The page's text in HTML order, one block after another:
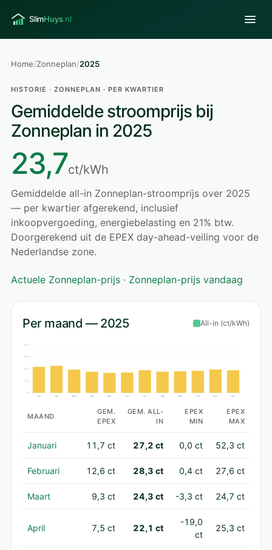
Home/Zonneplan/2025
HISTORIE · ZONNEPLAN · PER KWARTIER
Gemiddelde stroomprijs bij
Zonneplan in 2025
23,7ct/kWh
Gemiddelde all-in Zonneplan-stroomprijs over 2025
— per kwartier afgerekend, inclusief
inkoopvergoeding, energiebelasting en 21% btw.
Doorgerekend uit de EPEX day-ahead-veiling voor de
Nederlandse zone.
Actuele Zonneplan-prijs · Zonneplan-prijs vandaag
Per maand — 2025 All-in (ct/kWh)
50 ct
38 ct
25 ct
13 ct
0 ct
Jan Feb Maa Apr Mei Jun Jul Aug Sep Okt Nov Dec
MAAND
GEM.
EPEX
GEM. ALL-
IN
EPEX
MIN
EPEX
MAX
Januari 11,7 ct 27,2 ct 0,0 ct 52,3 ct
Februari 12,6 ct 28,3 ct 0,4 ct 27,6 ct
Maart 9,3 ct 24,3 ct -3,3 ct 24,7 ct
April 7,5 ct 22,1 ct
-19,0
ct
25,3 ct